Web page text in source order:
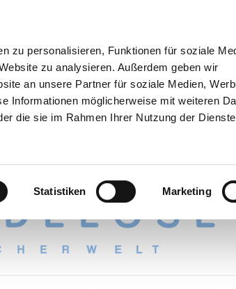
zu personalisieren, Funktionen für soziale
zu analysieren. Außerdem geben wir
an unsere Partner für soziale Medien,
Informationen möglicherweise mit weiteren
die sie im Rahmen Ihrer Nutzung der Dienste
Statistiken Marketing